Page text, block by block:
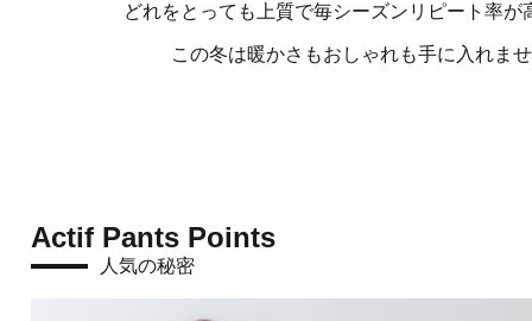
どれをとっても上質で毎シーズンリピート率が
この冬は暖かさもおしゃれも手に入れま
Actif Pants Points
人気の秘密